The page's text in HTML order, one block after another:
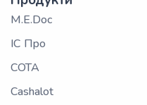
M.E.Doc
ІС Про
СОТА
Cashalot